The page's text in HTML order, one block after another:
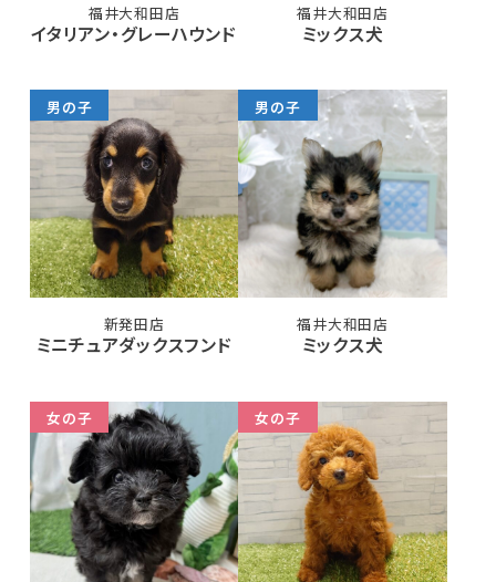
福井大和田店
イタリアン・グレーハウンド
福井大和田店
ミックス犬
男の子
新発田店
ミニチュアダックスフンド
男の子
福井大和田店
ミックス犬
女の子 女の子